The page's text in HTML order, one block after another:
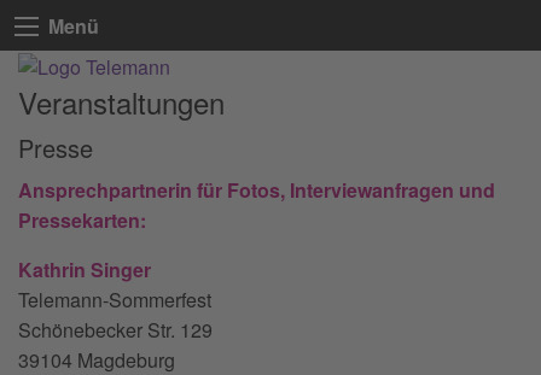
Menü
Veranstaltungen
Presse
Ansprechpartnerin für Fotos, Interviewanfragen und
Pressekarten:
Kathrin Singer
Telemann-Sommerfest
Schönebecker Str. 129
39104 Magdeburg